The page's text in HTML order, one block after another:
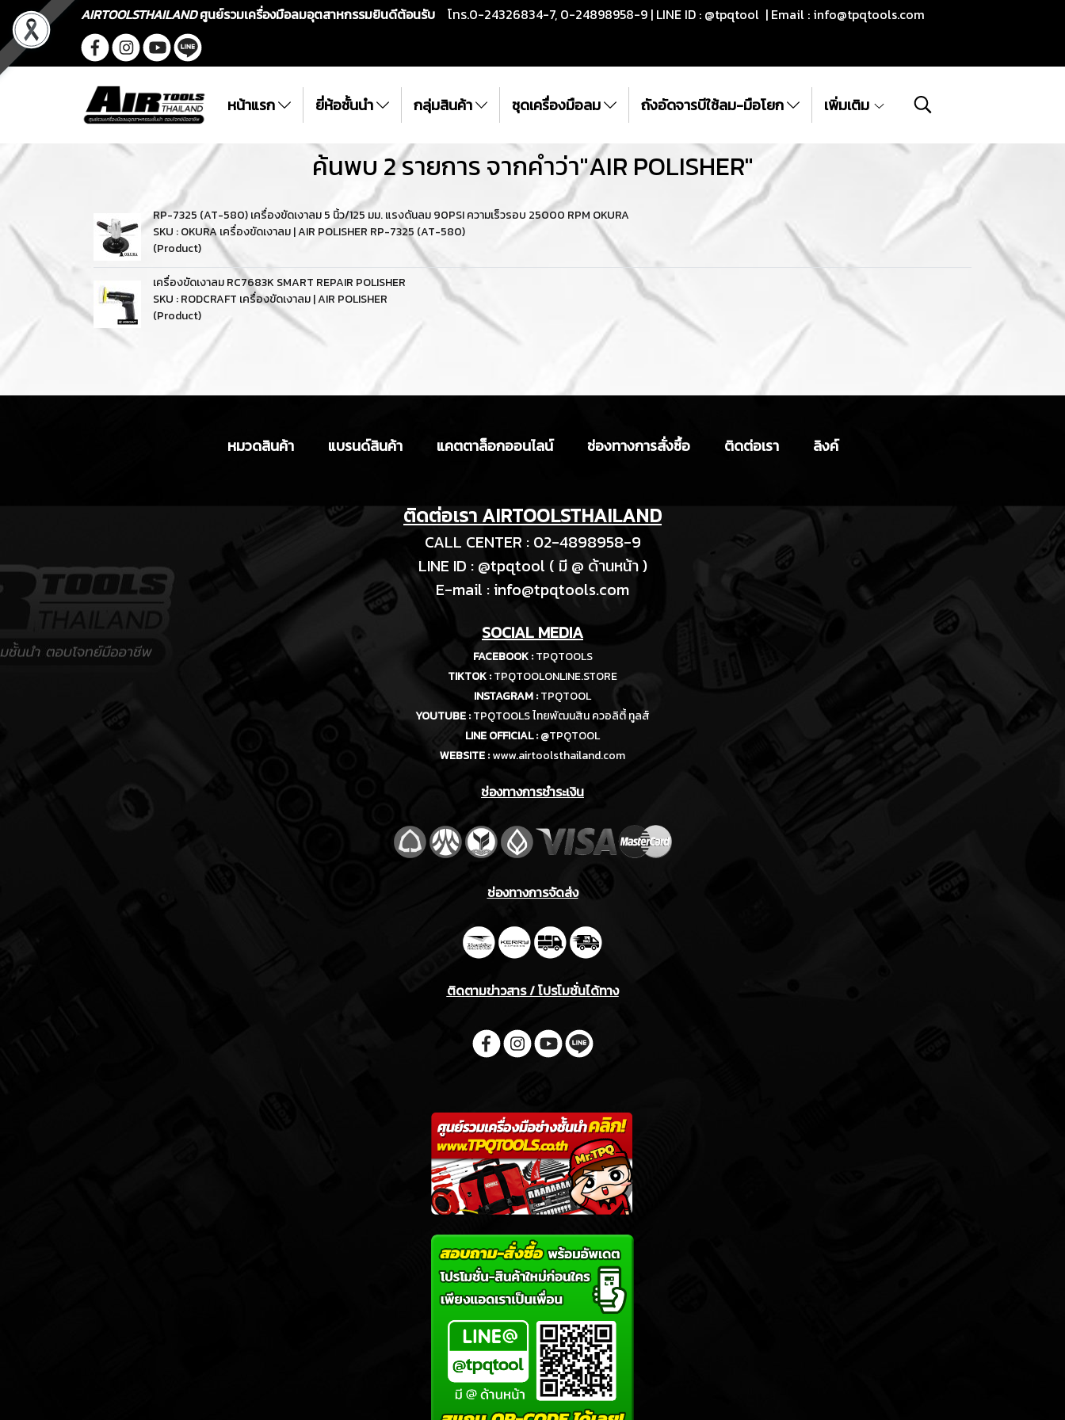
AIRTOOLSTHAILANDศูนย์รวมเครื่องมือลมอุตสาหกรรมยินดีต้อนรับ โทร.0-24326834-7, 0-24898958-9 | LINE ID : @tpqtool | Email : info@tpqtools.com
หน้าแรก ยี่ห้อชั้นนำ กลุ่มสินค้า ชุดเครื่องมือลม ถังอัดจารบีใช้ลม-มือโยก เพิ่มเติม
ค้นพบ 2 รายการ จากคำว่า"AIR POLISHER"
RP-7325 (AT-580) เครื่องขัดเงาลม 5 นิ้ว/125 มม. แรงดันลม 90PSI ความเร็วรอบ 25000 RPM OKURA
SKU : OKURA เครื่องขัดเงาลม | AIR POLISHER RP-7325 (AT-580)
(Product)
เครื่องขัดเงาลม RC7683K SMART REPAIR POLISHER
SKU : RODCRAFT เครื่องขัดเงาลม | AIR POLISHER
(Product)
หมวดสินค้า แบรนด์สินค้า แคตตาล็อกออนไลน์ ช่องทางการสั่งซื้อ ติดต่อเรา ลิงค์
ติดต่อเรา AIRTOOLSTHAILAND
CALL CENTER : 02-4898958-9
LINE ID : @tpqtool ( มี @ ด้านหน้า )
E-mail :info@tpqtools.com
SOCIAL MEDIA
FACEBOOK : TPQTOOLS
TIKTOK :TPQTOOLONLINE.STORE
INSTAGRAM :TPQTOOL
YOUTUBE :TPQTOOLS ไทยพัฒนสิน ควอลิตี้ ทูลส์
LINE OFFICIAL :@TPQTOOL
WEBSITE :www.airtoolsthailand.com
ช่องทางการชำระเงิน
ช่องทางการจัดส่ง
ติดตามข่าวสาร / โปรโมชั่นได้ทาง